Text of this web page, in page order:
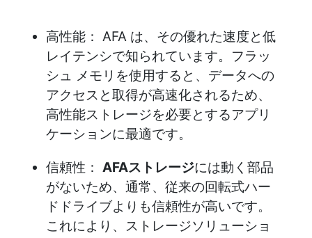
高性能： AFA は、その優れた速度と低
レイテンシで知られています。フラッ
シュ メモリを使用すると、データへの
アクセスと取得が高速化されるため、
高性能ストレージを必要とするアプリ
ケーションに最適です。
信頼性： AFAストレージには動く部品
がないため、通常、従来の回転式ハー
ドドライブよりも信頼性が高いです。
これにより、ストレージソリューショ